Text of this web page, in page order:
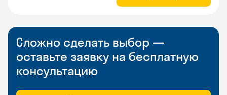
Сложно сделать выбор —
оставьте заявку на бесплатную
консультацию